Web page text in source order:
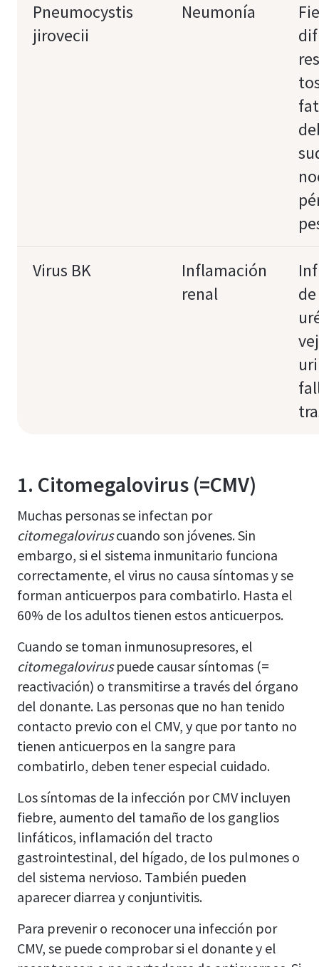
Pneumocystis
jirovecii
Neumonía
Virus BK
Inflamación
renal
1. Citomegalovirus (=CMV)
Muchas personas se infectan por
citomegaloviruscuando son jóvenes. Sin
embargo, si el sistema inmunitario funciona
correctamente, el virus no causa síntomas y se
forman anticuerpos para combatirlo. Hasta el
60% de los adultos tienen estos anticuerpos.
Cuando se toman inmunosupresores, el
citomegaloviruspuede causar síntomas (=
reactivación) o transmitirse a través del órgano
del donante. Las personas que no han tenido
contacto previo con el CMV, y que por tanto no
tienen anticuerpos en la sangre para
combatirlo, deben tener especial cuidado.
Los síntomas de la infección por CMV incluyen
fiebre, aumento del tamaño de los ganglios
linfáticos, inflamación del tracto
gastrointestinal, del hígado, de los pulmones o
del sistema nervioso. También pueden
aparecer diarrea y conjuntivitis.
Para prevenir o reconocer una infección por
CMV, se puede comprobar si el donante y el